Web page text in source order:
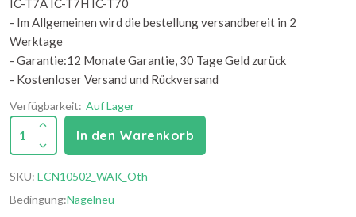
IC-T7A IC-T7H IC-T70
- Im Allgemeinen wird die bestellung versandbereit in 2
Werktage
- Garantie:12 Monate Garantie, 30 Tage Geld zurück
- Kostenloser Versand und Rückversand
Verfügbarkeit: Auf Lager
1 In den Warenkorb
SKU: ECN10502_WAK_Oth
Bedingung:Nagelneu